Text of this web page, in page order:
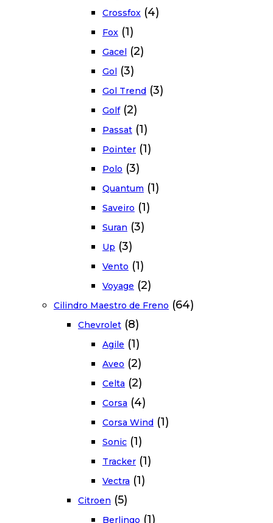
Crossfox (4)
Fox (1)
Gacel (2)
Gol (3)
Gol Trend (3)
Golf (2)
Passat (1)
Pointer (1)
Polo (3)
Quantum (1)
Saveiro (1)
Suran (3)
Up (3)
Vento (1)
Voyage (2)
Cilindro Maestro de Freno (64)
Chevrolet (8)
Agile (1)
Aveo (2)
Celta (2)
Corsa (4)
Corsa Wind (1)
Sonic (1)
Tracker (1)
Vectra (1)
Citroen (5)
Berlingo (1)